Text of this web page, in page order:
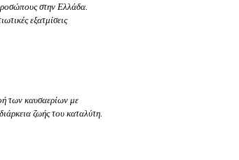
στην Ελλάδα.
εξατμίσεις
των καυσαερίων με
ζωής του καταλύτη.